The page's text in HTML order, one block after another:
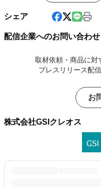
シェア
配信企業へのお問い合わせ
取材依頼・商品に対
プレスリリース配
お
株式会社GSIクレオス